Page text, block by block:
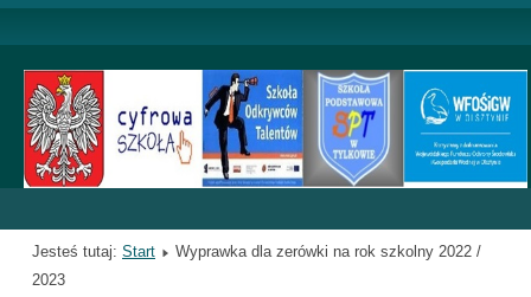
Jesteś tutaj: Start
Wyprawka dla zerówki na rok szkolny 2022 /
2023